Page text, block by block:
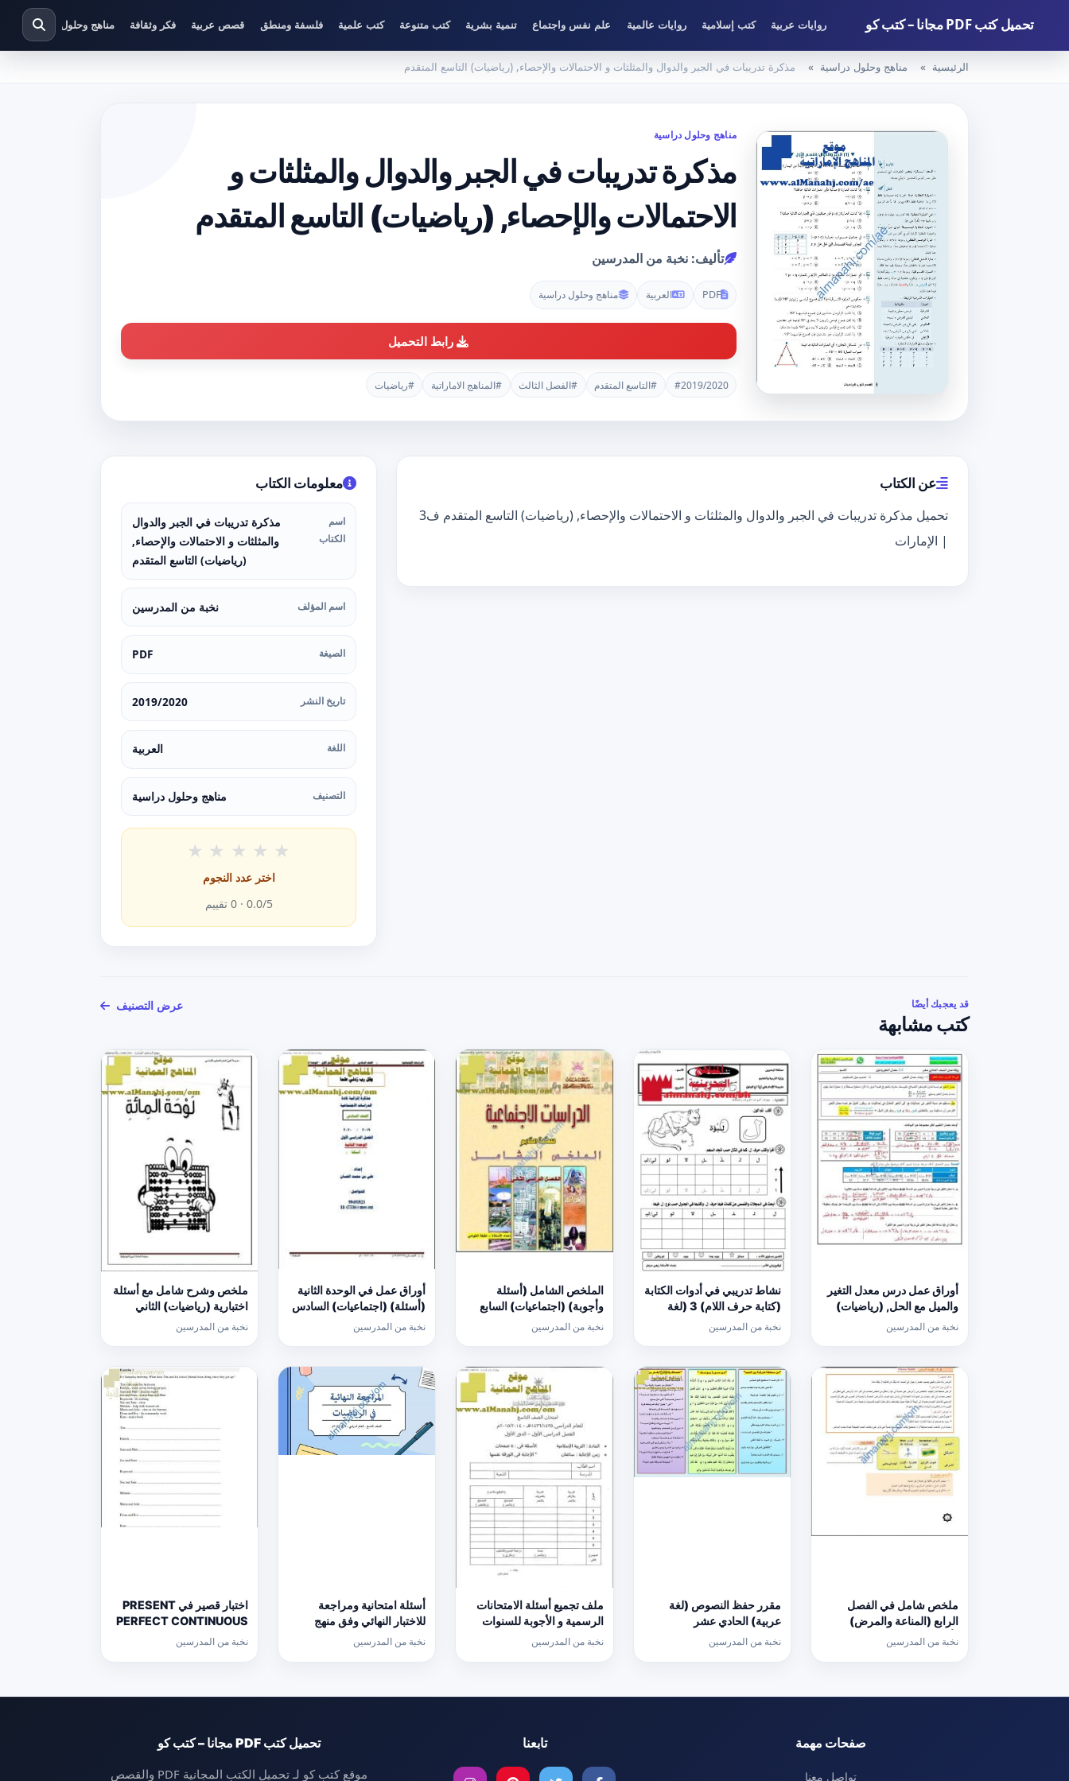
تحميل كتب PDF مجانا – كتب كو روايات عربية كتب إسلامية روايات عالمية علم نفس واجتماع تنمية بشرية كتب متنوعة كتب علمية فلسفة ومنطق قصص عربية فكر وثقافة مناهج وحلول دراسية
الرئيسية مناهج وحلول دراسية مذكرة تدريبات في الجبر والدوال والمثلثات و الاحتمالات والإحصاء, (رياضيات) التاسع المتقدم
مناهج وحلول دراسية
مذكرة تدريبات في الجبر والدوال والمثلثات و
الاحتمالات والإحصاء, (رياضيات) التاسع المتقدم
تأليف: نخبة من المدرسين
PDF العربية مناهج وحلول دراسية
رابط التحميل
#2019/2020 #التاسع المتقدم #الفصل الثالث #المناهج الاماراتية #رياضيات
عن الكتاب
تحميل مذكرة تدريبات في الجبر والدوال والمثلثات و الاحتمالات والإحصاء, (رياضيات) التاسع المتقدم ف3
| الإمارات
معلومات الكتاب
اسم
الكتاب
مذكرة تدريبات في الجبر والدوال
والمثلثات و الاحتمالات والإحصاء,
(رياضيات) التاسع المتقدم
اسم المؤلف نخبة من المدرسين
الصيغة PDF
تاريخ النشر 2019/2020
اللغة العربية
التصنيف مناهج وحلول دراسية
★ ★ ★ ★ ★
اختر عدد النجوم
0.0/5 ·
0 تقييم
قد يعجبك أيضًا
كتب مشابهة
عرض التصنيف
أوراق عمل درس معدل التغير
والميل مع الحل, (رياضيات)
الحادي عشر العام
نخبة من المدرسين
نشاط تدريبي في أدوات الكتابة
(كتابة حرف اللام) 3 (لغة
عربية) الأول
نخبة من المدرسين
الملخص الشامل (أسئلة
وأجوبة) (اجتماعيات) السابع
نخبة من المدرسين
أوراق عمل في الوحدة الثانية
(أسئلة) (اجتماعيات) السادس
نخبة من المدرسين
ملخص وشرح شامل مع أسئلة
اختبارية (رياضيات) الثاني
نخبة من المدرسين
ملخص شامل في الفصل
الرابع (المناعة والمرض)
(أحياء) الحادي عشر
نخبة من المدرسين
مقرر حفظ النصوص (لغة
عربية) الحادي عشر
نخبة من المدرسين
ملف تجميع أسئلة الامتحانات
الرسمية و الأجوبة للسنوات
السابقة الدور الأول
نخبة من المدرسين
أسئلة امتحانية ومراجعة
للاختبار النهائي وفق منهج
كامبردج نموذج ثالث
نخبة من المدرسين
اختبار قصير في PRESENT
PERFECT CONTINUOUS
(لغة انجليزية) حلقة ثانية
نخبة من المدرسين
صفحات مهمة
تواصل معنا
تابعنا
تحميل كتب PDF مجانا – كتب كو
موقع كتب كو لـ تحميل الكتب المجانية PDF والقصص